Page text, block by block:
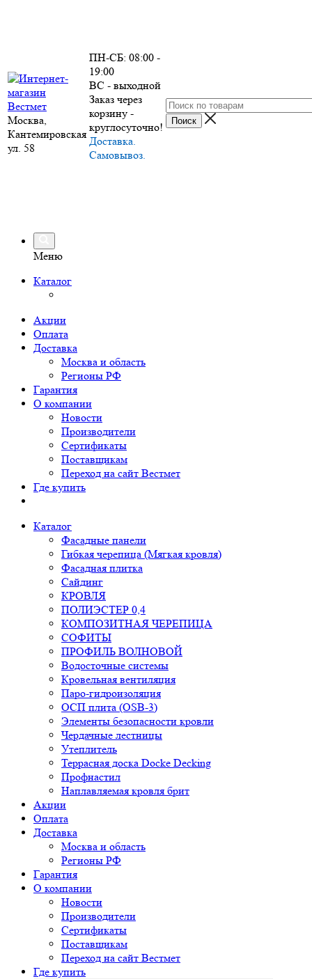
Москва,
Кантемировская
ул. 58
ПН-СБ: 08:00 -
19:00
ВС - выходной
Заказ через
корзину -
круглосуточно!
Доставка.
Самовывоз.
Меню
Каталог
Акции
Оплата
Доставка
Москва и область
Регионы РФ
Гарантия
О компании
Новости
Производители
Сертификаты
Поставщикам
Переход на сайт Вестмет
Где купить
Каталог
Фасадные панели
Гибкая черепица (Мягкая кровля)
Фасадная плитка
Сайдинг
КРОВЛЯ
ПОЛИЭСТЕР 0,4
КОМПОЗИТНАЯ ЧЕРЕПИЦА
СОФИТЫ
ПРОФИЛЬ ВОЛНОВОЙ
Водосточные системы
Кровельная вентиляция
Паро-гидроизоляция
ОСП плита (OSB-3)
Элементы безопасности кровли
Чердачные лестницы
Утеплитель
Террасная доска Docke Decking
Профнастил
Наплавляемая кровля брит
Акции
Оплата
Доставка
Москва и область
Регионы РФ
Гарантия
О компании
Новости
Производители
Сертификаты
Поставщикам
Переход на сайт Вестмет
Где купить